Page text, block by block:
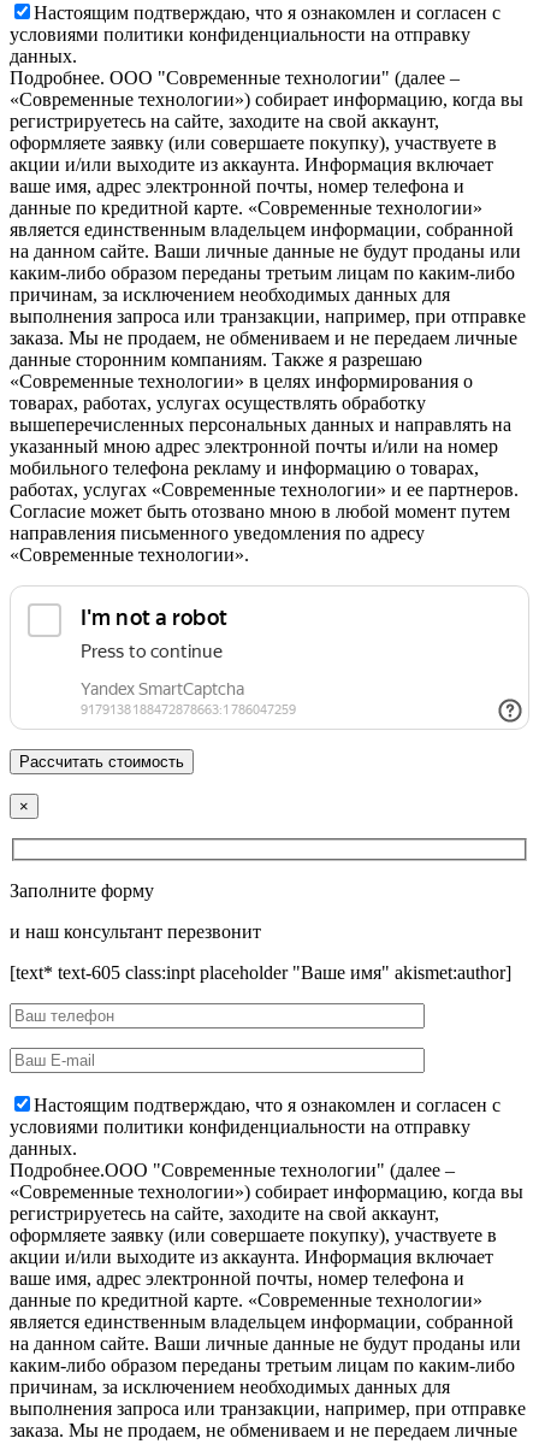
Настоящим подтверждаю, что я ознакомлен и согласен с
условиями политики конфиденциальности на отправку
данных.
Подробнее. OOO "Современные технологии" (далее –
«Современные технологии») собирает информацию, когда вы
регистрируетесь на сайте, заходите на свой аккаунт,
оформляете заявку (или совершаете покупку), участвуете в
акции и/или выходите из аккаунта. Информация включает
ваше имя, адрес электронной почты, номер телефона и
данные по кредитной карте. «Современные технологии»
является единственным владельцем информации, собранной
на данном сайте. Ваши личные данные не будут проданы или
каким-либо образом переданы третьим лицам по каким-либо
причинам, за исключением необходимых данных для
выполнения запроса или транзакции, например, при отправке
заказа. Мы не продаем, не обмениваем и не передаем личные
данные сторонним компаниям. Также я разрешаю
«Современные технологии» в целях информирования о
товарах, работах, услугах осуществлять обработку
вышеперечисленных персональных данных и направлять на
указанный мною адрес электронной почты и/или на номер
мобильного телефона рекламу и информацию о товарах,
работах, услугах «Современные технологии» и ее партнеров.
Согласие может быть отозвано мною в любой момент путем
направления письменного уведомления по адресу
«Современные технологии».
×
Заполните форму
и наш консультант перезвонит
[text* text-605 class:inpt placeholder "Ваше имя" akismet:author]
Настоящим подтверждаю, что я ознакомлен и согласен с
условиями политики конфиденциальности на отправку
данных.
Подробнее.OOO "Современные технологии" (далее –
«Современные технологии») собирает информацию, когда вы
регистрируетесь на сайте, заходите на свой аккаунт,
оформляете заявку (или совершаете покупку), участвуете в
акции и/или выходите из аккаунта. Информация включает
ваше имя, адрес электронной почты, номер телефона и
данные по кредитной карте. «Современные технологии»
является единственным владельцем информации, собранной
на данном сайте. Ваши личные данные не будут проданы или
каким-либо образом переданы третьим лицам по каким-либо
причинам, за исключением необходимых данных для
выполнения запроса или транзакции, например, при отправке
заказа. Мы не продаем, не обмениваем и не передаем личные